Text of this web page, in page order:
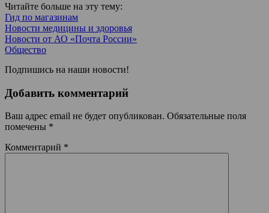
Читайте больше на эту тему:
Гид по магазинам
Новости медицины и здоровья
Новости от АО «Почта России»
Общество
Подпишись на наши новости!
Добавить комментарий
Ваш адрес email не будет опубликован. Обязательные поля
помечены *
Комментарий *